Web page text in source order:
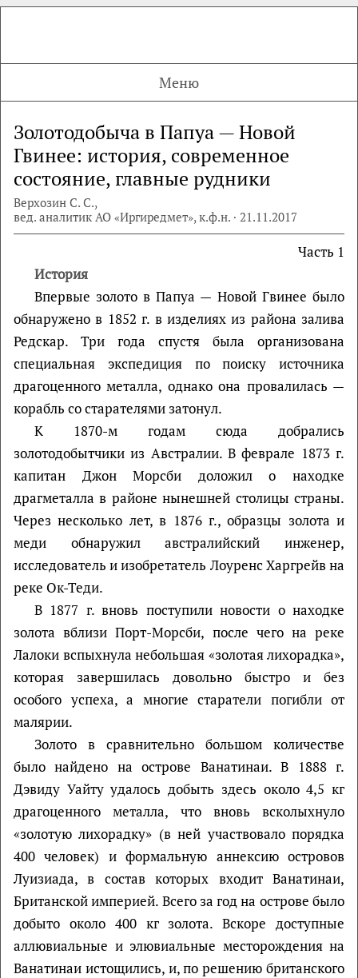
Меню
Золотодобыча в Папуа — Новой
Гвинее: история, современное
состояние, главные рудники
Верхозин С. С.,
вед. аналитик АО «Иргиредмет», к.ф.н. · 21.11.2017
Часть 1
История
Впервые золото в Папуа — Новой Гвинее было
обнаружено в 1852 г. в изделиях из района залива
Редскар. Три года спустя была организована
специальная экспедиция по поиску источника
драгоценного металла, однако она провалилась —
корабль со старателями затонул.
К 1870-м годам сюда добрались
золотодобытчики из Австралии. В феврале 1873 г.
капитан Джон Морсби доложил о находке
драгметалла в районе нынешней столицы страны.
Через несколько лет, в 1876 г., образцы золота и
меди обнаружил австралийский инженер,
исследователь и изобретатель Лоуренс Харгрейв на
реке Ок-Теди.
В 1877 г. вновь поступили новости о находке
золота вблизи Порт-Морсби, после чего на реке
Лалоки вспыхнула небольшая «золотая лихорадка»,
которая завершилась довольно быстро и без
особого успеха, а многие старатели погибли от
малярии.
Золото в сравнительно большом количестве
было найдено на острове Ванатинаи. В 1888 г.
Дэвиду Уайту удалось добыть здесь около 4,5 кг
драгоценного металла, что вновь всколыхнуло
«золотую лихорадку» (в ней участвовало порядка
400 человек) и формальную аннексию островов
Луизиада, в состав которых входит Ванатинаи,
Британской империей. Всего за год на острове было
добыто около 400 кг золота. Вскоре доступные
аллювиальные и элювиальные месторождения на
Ванатинаи истощились, и, по решению британского